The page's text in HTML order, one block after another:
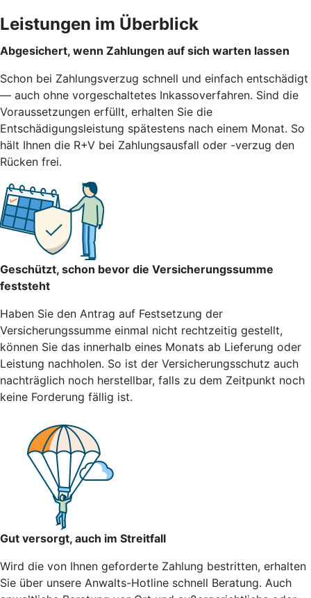
Leistungen im Überblick
Abgesichert, wenn Zahlungen auf sich warten lassen
Schon bei Zahlungsverzug schnell und einfach entschädigt
— auch ohne vorgeschaltetes Inkassoverfahren. Sind die
Voraussetzungen erfüllt, erhalten Sie die
Entschädigungsleistung spätestens nach einem Monat. So
hält Ihnen die R+V bei Zahlungsausfall oder -verzug den
Rücken frei.
Geschützt, schon bevor die Versicherungssumme
feststeht
Haben Sie den Antrag auf Festsetzung der
Versicherungssumme einmal nicht rechtzeitig gestellt,
können Sie das innerhalb eines Monats ab Lieferung oder
Leistung nachholen. So ist der Versicherungsschutz auch
nachträglich noch herstellbar, falls zu dem Zeitpunkt noch
keine Forderung fällig ist.
Gut versorgt, auch im Streitfall
Wird die von Ihnen geforderte Zahlung bestritten, erhalten
Sie über unsere Anwalts-Hotline schnell Beratung. Auch